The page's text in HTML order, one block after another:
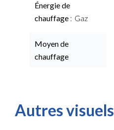
Énergie de
chauffage
Gaz
Moyen de
chauffage
Autres visuels